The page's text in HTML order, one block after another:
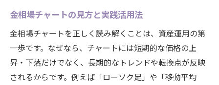
金相場チャートの見方と実践活用法
金相場チャートを正しく読み解くことは、資産運用の第
一歩です。なぜなら、チャートには短期的な価格の上
昇・下落だけでなく、長期的なトレンドや転換点が反映
されるからです。例えば「ローソク足」や「移動平均